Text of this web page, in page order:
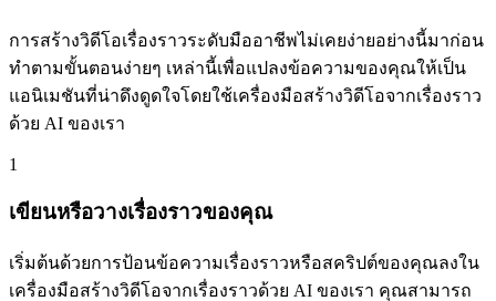
การสร้างวิดีโอเรื่องราวระดับมืออาชีพไม่เคยง่ายอย่างนี้มาก่อน
ทำตามขั้นตอนง่ายๆ เหล่านี้เพื่อแปลงข้อความของคุณให้เป็น
แอนิเมชันที่น่าดึงดูดใจโดยใช้เครื่องมือสร้างวิดีโอจากเรื่องราว
ด้วย AI ของเรา
1
เขียนหรือวางเรื่องราวของคุณ
เริ่มต้นด้วยการป้อนข้อความเรื่องราวหรือสคริปต์ของคุณลงใน
เครื่องมือสร้างวิดีโอจากเรื่องราวด้วย AI ของเรา คุณสามารถ